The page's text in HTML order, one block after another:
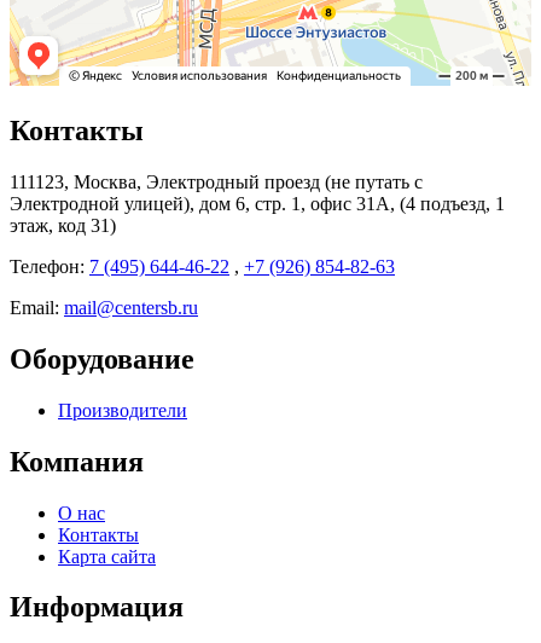
Контакты
111123, Москва, Электродный проезд (не путать с
Электродной улицей), дом 6, стр. 1, офис 31А, (4 подъезд, 1
этаж, код 31)
Телефон: 7 (495) 644-46-22 , +7 (926) 854-82-63
Email: mail@centersb.ru
Оборудование
Производители
Компания
О нас
Контакты
Карта сайта
Информация